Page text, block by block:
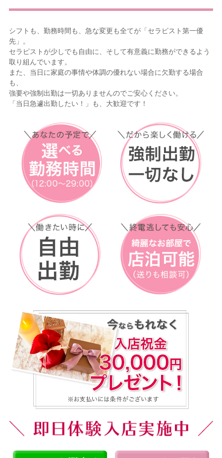
シフトも、勤務時間も、急な変更も全てが「セラピスト第一優
先」。
セラピストが少しでも自由に、そして有意義に勤務ができるよう
取り組んでいます。
また、当日に家庭の事情や体調の優れない場合に欠勤する場合
も、
強要や強制出勤は一切ありませんのでご安心ください。
「当日急遽出勤したい！」も、大歓迎です！